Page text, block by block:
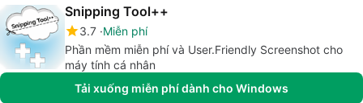
Snipping Tool++
3.7 Miễn phí
Phần mềm miễn phí và User.Friendly Screenshot cho
máy tính cá nhân
Tải xuống miễn phí dành cho Windows